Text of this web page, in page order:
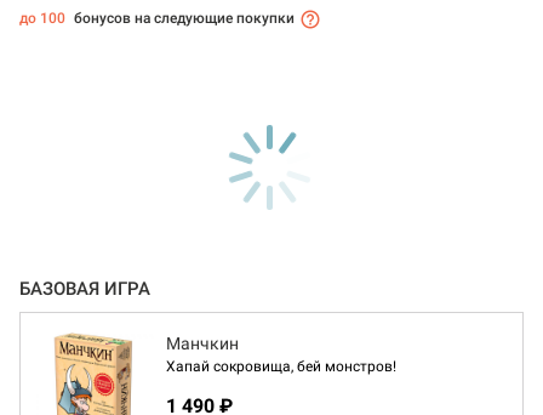
до 100 бонусов на следующие покупки
БАЗОВАЯ ИГРА
Манчкин
Хапай сокровища, бей монстров!
1 490 ₽